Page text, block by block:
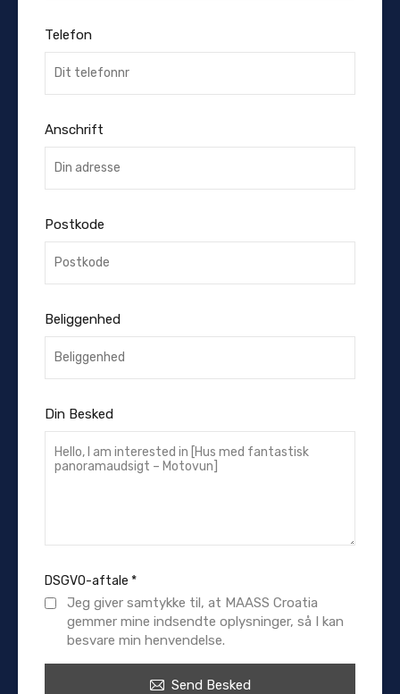
Telefon
Anschrift
Postkode
Beliggenhed
Din Besked
DSGVO-aftale *
Jeg giver samtykke til, at MAASS Croatia
gemmer mine indsendte oplysninger, så I kan
besvare min henvendelse.
Send Besked